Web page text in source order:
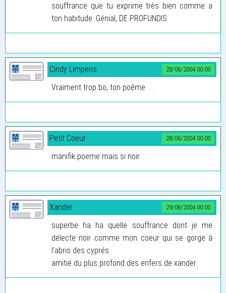
souffrance que tu exprime très bien comme a
ton habitude. Génial, DE PROFUNDIS
28/06/2004 00:00
Cindy Limpens
Vraiment trop bo, ton poême. . .
28/06/2004 00:00
Petit Coeur
manifik poeme mais si noir. . . .
29/06/2004 00:00
Xander
superbe ha ha quelle souffrance dont je me
délecte noir comme mon coeur qui se gorge à
l’abris des cyprés
amitié du plus profond des enfers de xander